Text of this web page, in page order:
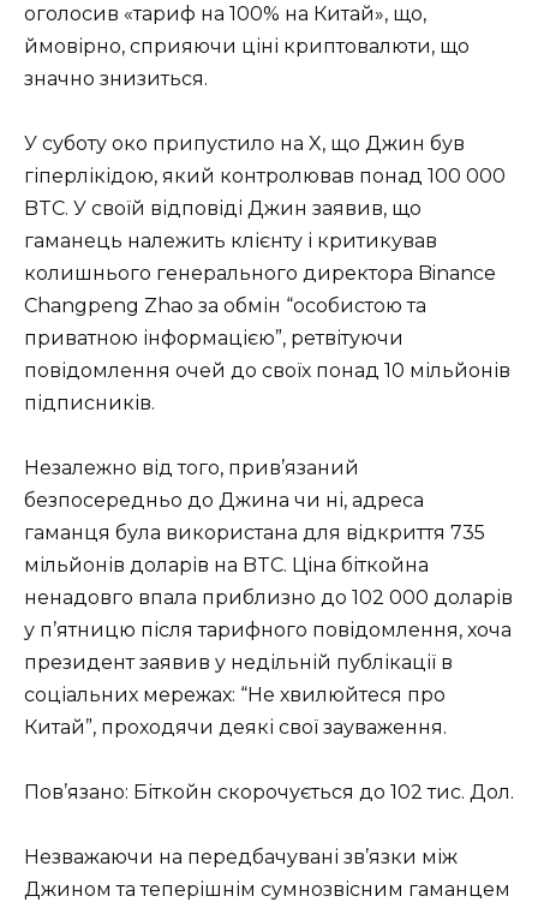
оголосив «тариф на 100% на Китай», що,
ймовірно, сприяючи ціні криптовалюти, що
значно знизиться.
У суботу око припустило на X, що Джин був
гіперлікідою, який контролював понад 100 000
BTC. У своїй відповіді Джин заявив, що
гаманець належить клієнту і критикував
колишнього генерального директора Binance
Changpeng Zhao за обмін “особистою та
приватною інформацією”, ретвітуючи
повідомлення очей до своїх понад 10 мільйонів
підписників.
Незалежно від того, прив’язаний
безпосередньо до Джина чи ні, адреса
гаманця була використана для відкриття 735
мільйонів доларів на BTC. Ціна біткойна
ненадовго впала приблизно до 102 000 доларів
у п’ятницю після тарифного повідомлення, хоча
президент заявив у недільній публікації в
соціальних мережах: “Не хвилюйтеся про
Китай”, проходячи деякі свої зауваження.
Пов’язано: Біткойн скорочується до 102 тис. Дол.
Незважаючи на передбачувані зв’язки між
Джином та теперішнім сумнозвісним гаманцем